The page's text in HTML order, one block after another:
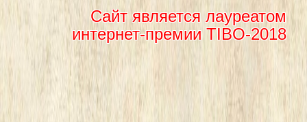
Сайт является лауреатом
интернет-премии TIBO-2018